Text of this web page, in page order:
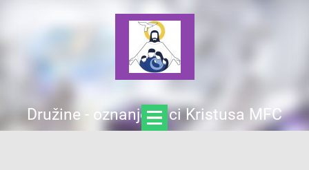
Družine - oznanjevalci Kristusa MFC